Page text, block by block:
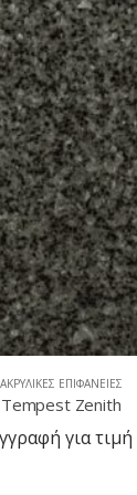
ΑΚΡΥΛΙΚΈΣ ΕΠΙΦΆΝΕΙΕΣ
Tempest Meteor
για τιμή